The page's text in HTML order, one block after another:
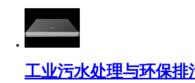
工业污水处理与环保排